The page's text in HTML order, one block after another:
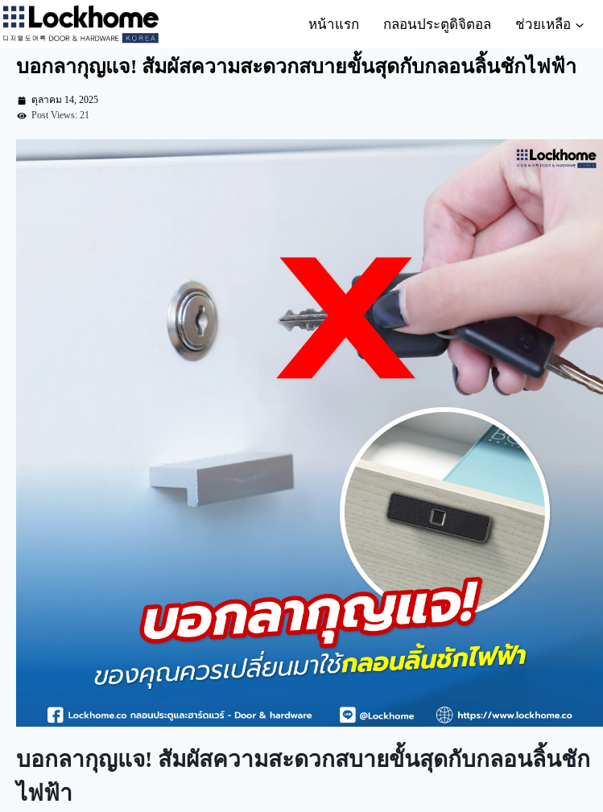
หน้าแรก กลอนประตูดิจิตอล ช่วยเหลือ
บอกลากุญแจ! สัมผัสความสะดวกสบายขั้นสุดกับกลอนลิ้นชักไฟฟ้า
ตุลาคม 14, 2025
Post Views: 21
บอกลากุญแจ! สัมผัสความสะดวกสบายขั้นสุดกับกลอนลิ้นชัก
ไฟฟ้า